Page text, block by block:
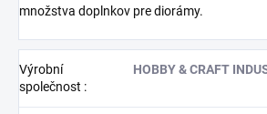
množstva doplnkov pre diorámy.
Výrobní
společnost :
HOBBY & CRAFT